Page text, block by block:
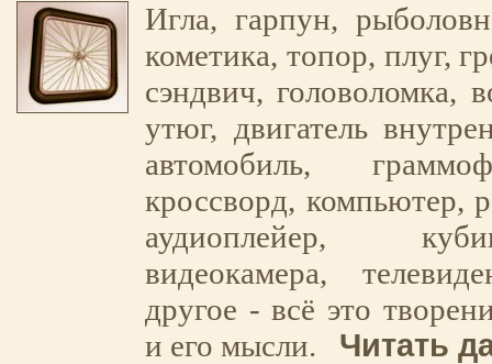
Игла, гарпун,
кометика, топор, плуг,
сэндвич, головоломка,
утюг, двигатель
автомобиль,
кроссворд, компьютер,
аудиоплейер,
видеокамера,
другое - всё это
и его мысли. Читать